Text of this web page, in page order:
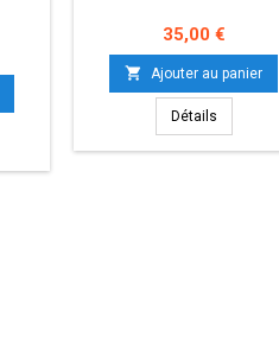
Prix
35,00 €
 Ajouter au panier
Détails